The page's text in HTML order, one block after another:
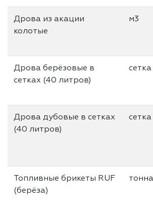
Дрова из акации
колотые
м3
Дрова берёзовые в
сетках (40 литров)
сетка
Дрова дубовые в сетках
(40 литров)
сетка
Топливные брикеты RUF
(берёза)
тонна